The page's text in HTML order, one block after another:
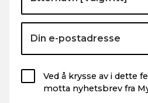
Ved å krysse av i dette
motta nyhetsbrev fra